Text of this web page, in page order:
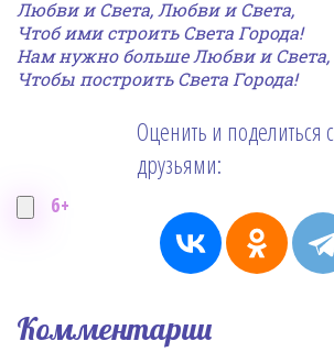
Любви и Света, Любви и Света,
Чтоб ими строить Света Города!
Нам нужно больше Любви и Света,
Чтобы построить Света Города!
6+
Оценить и поделиться с
друзьями:
Комментарии